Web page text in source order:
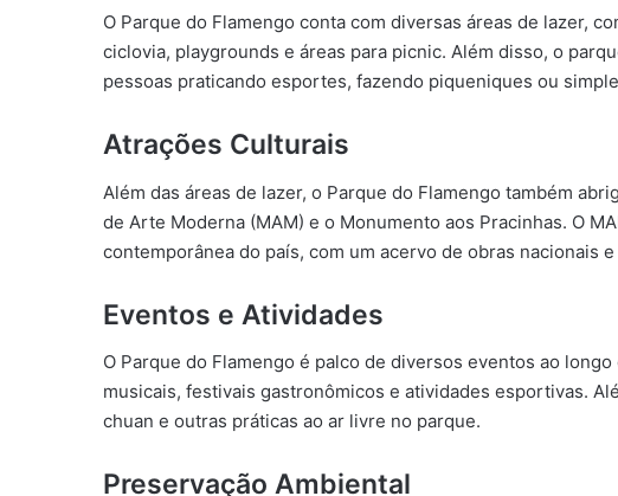
O Parque do Flamengo conta com diversas áreas de lazer,
ciclovia, playgrounds e áreas para picnic. Além disso, o
pessoas praticando esportes, fazendo piqueniques ou
Atrações Culturais
Além das áreas de lazer, o Parque do Flamengo também
de Arte Moderna (MAM) e o Monumento aos Pracinhas. O
contemporânea do país, com um acervo de obras nacionais
Eventos e Atividades
O Parque do Flamengo é palco de diversos eventos ao
musicais, festivais gastronômicos e atividades esportivas.
chuan e outras práticas ao ar livre no parque.
Preservação Ambiental